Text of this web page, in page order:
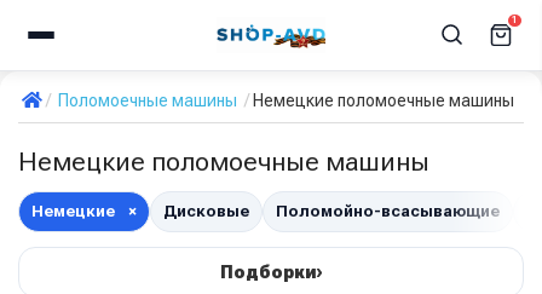
1
Поломоечные машины Немецкие поломоечные машины
Немецкие поломоечные машины
Немецкие × Дисковые Поломойно-всасывающие
Подборки›